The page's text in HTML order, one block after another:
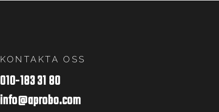
KONTAKTA OSS
010-183 31 80
info@aprobo.com